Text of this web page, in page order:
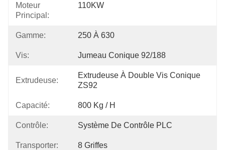
Moteur
Principal:
110KW
Gamme: 250 À 630
Vis: Jumeau Conique 92/188
Extrudeuse:
Extrudeuse À Double Vis Conique
ZS92
Capacité: 800 Kg / H
Contrôle: Système De Contrôle PLC
Transporter: 8 Griffes